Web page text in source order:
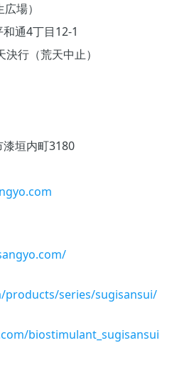
場）
通4丁目12-1
行（荒天中止）
垣内町3180
products/series/sugisansui/
biostimulant_sugisansui